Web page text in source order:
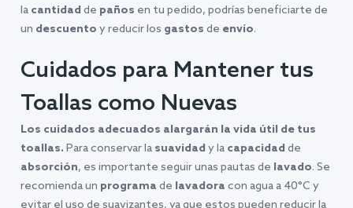
la cantidad de paños en tu pedido, podrías beneficiarte de
un descuento y reducir los gastos de envío.
Cuidados para Mantener tus
Toallas como Nuevas
Los cuidados adecuados alargarán la vida útil de tus
toallas. Para conservar la suavidad y la capacidad de
absorción, es importante seguir unas pautas de lavado. Se
recomienda un programa de lavadora con agua a 40°C y